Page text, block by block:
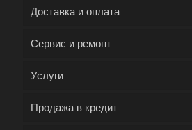
Доставка и оплата
Сервис и ремонт
Услуги
Продажа в кредит